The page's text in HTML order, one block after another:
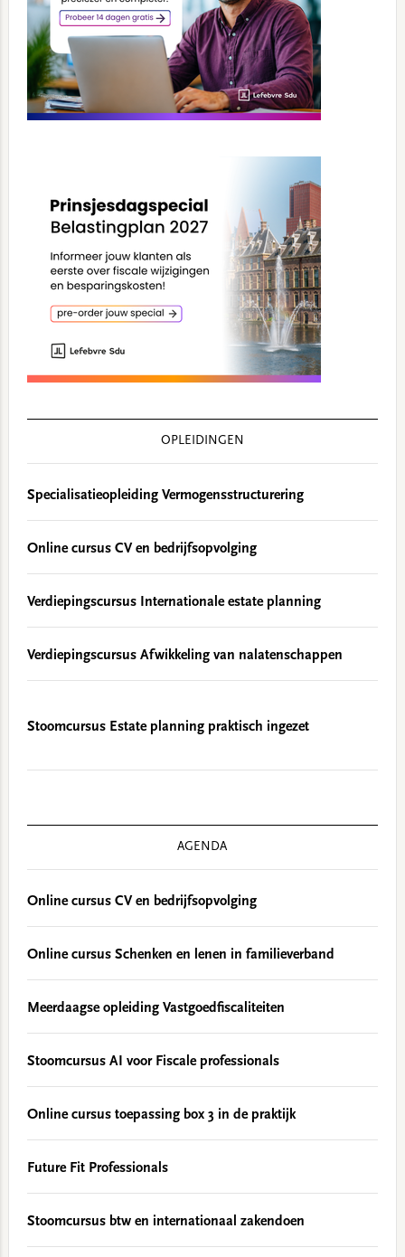
OPLEIDINGEN
Specialisatieopleiding Vermogensstructurering
Online cursus CV en bedrijfsopvolging
Verdiepingscursus Internationale estate planning
Verdiepingscursus Afwikkeling van nalatenschappen
Stoomcursus Estate planning praktisch ingezet
AGENDA
Online cursus CV en bedrijfsopvolging
Online cursus Schenken en lenen in familieverband
Meerdaagse opleiding Vastgoedfiscaliteiten
Stoomcursus AI voor Fiscale professionals
Online cursus toepassing box 3 in de praktijk
Future Fit Professionals
Stoomcursus btw en internationaal zakendoen